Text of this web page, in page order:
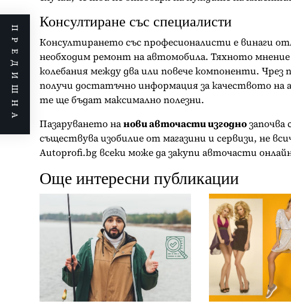
Консултиране със специалисти
Консултирането със професионалисти е винаги
необходим ремонт на автомобила. Тяхното мнение
колебания между два или повече компоненти.
получи достатъчно информация за качеството
те ще бъдат максимално полезни.
Пазаруването нанови авточасти изгоднозапочва
съществува изобилие от магазини и сервизи, не
Autoprofi.bg всеки може да закупи авточасти
Още интересни публикации
ПРЕДИШНА